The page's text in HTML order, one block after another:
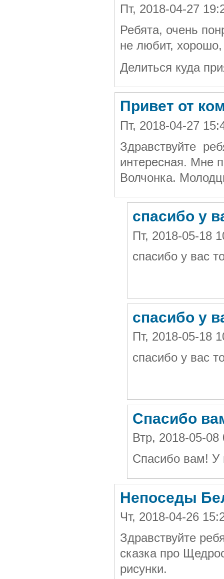
Пт, 2018-04-27
Ребята, очень
не любит, хорошо,
Делиться куда
Привет от
Пт, 2018-04-27
Здравствуйте
интересная. Мне
Волчонка.
спасибо у
Пт, 2018-05-18
спасибо у вас
спасибо у
Пт, 2018-05-18
спасибо у вас
Спасибо
Втр, 2018-05-
Спасибо вам! У
Непоседы
Чт, 2018-04-26
Здравствуйте
сказка про
рисунки.